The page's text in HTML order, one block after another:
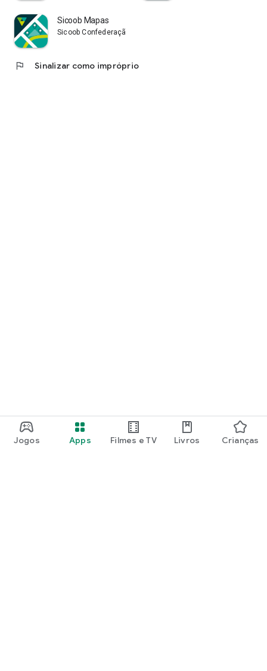
Jogos Apps Filmes e TV Livros Crianças
Sicoob Mapas
Sicoob Confederação
flag Sinalizar como impróprio